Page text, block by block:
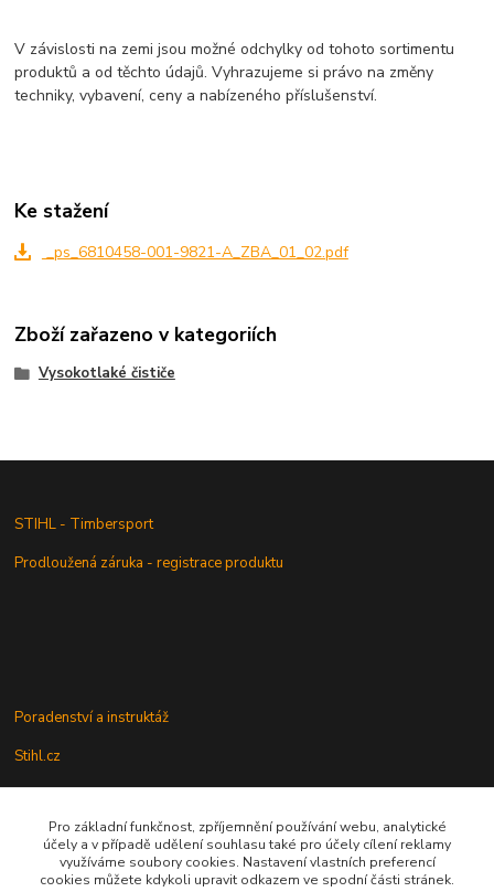
V závislosti na zemi jsou možné odchylky od tohoto sortimentu
produktů a od těchto údajů. Vyhrazujeme si právo na změny
techniky, vybavení, ceny a nabízeného příslušenství.
Ke stažení
_ps_6810458-001-9821-A_ZBA_01_02.pdf
Zboží zařazeno v kategoriích
Vysokotlaké čističe
STIHL - Timbersport
Prodloužená záruka - registrace produktu
Poradenství a instruktáž
Stihl.cz
Údržba a servis
Rady a praktické informace
Pro základní funkčnost, zpříjemnění používání webu, analytické
účely a v případě udělení souhlasu také pro účely cílení reklamy
využíváme soubory cookies. Nastavení vlastních preferencí
cookies můžete kdykoli upravit odkazem ve spodní části stránek.